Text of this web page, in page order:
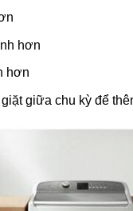
hơn
hơn
giữa chu kỳ để